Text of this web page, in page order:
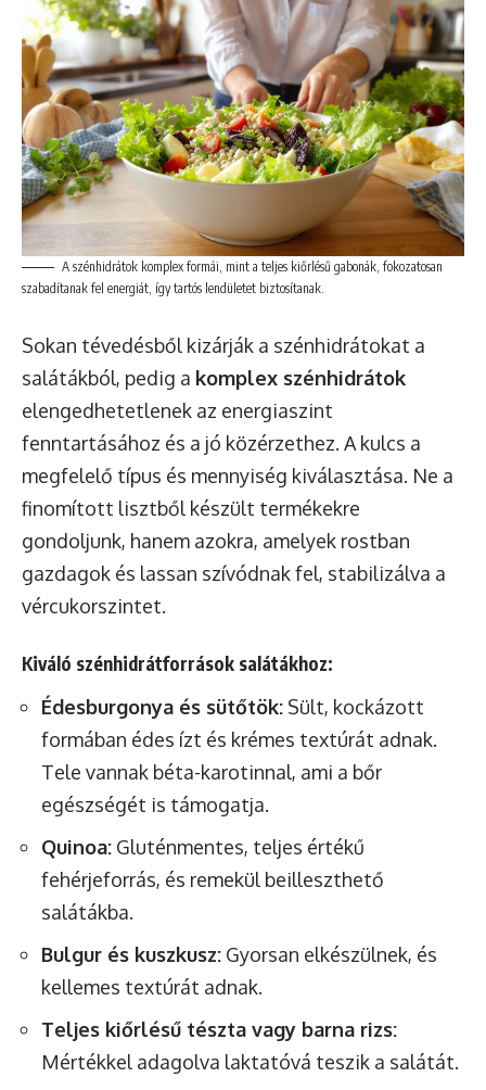
A szénhidrátok komplex formái, mint a teljes kiőrlésű gabonák, fokozatosan
szabadítanak fel energiát, így tartós lendületet biztosítanak.
Sokan tévedésből kizárják a szénhidrátokat a
salátákból, pedig a komplex szénhidrátok
elengedhetetlenek az energiaszint
fenntartásához és a jó közérzethez. A kulcs a
megfelelő típus és mennyiség kiválasztása. Ne a
finomított lisztből készült termékekre
gondoljunk, hanem azokra, amelyek rostban
gazdagok és lassan szívódnak fel, stabilizálva a
vércukorszintet.
Kiváló szénhidrátforrások salátákhoz:
Édesburgonya és sütőtök: Sült, kockázott
formában édes ízt és krémes textúrát adnak.
Tele vannak béta-karotinnal, ami a bőr
egészségét is támogatja.
Quinoa: Gluténmentes, teljes értékű
fehérjeforrás, és remekül beilleszthető
salátákba.
Bulgur és kuszkusz: Gyorsan elkészülnek, és
kellemes textúrát adnak.
Teljes kiőrlésű tészta vagy barna rizs:
Mértékkel adagolva laktatóvá teszik a salátát.